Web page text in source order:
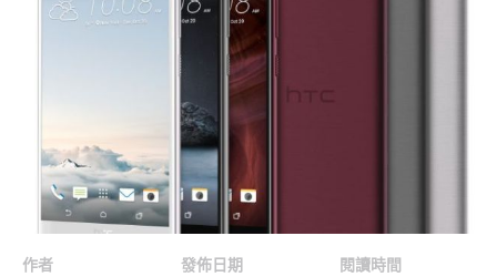
作者
發佈日期
閱讀時間